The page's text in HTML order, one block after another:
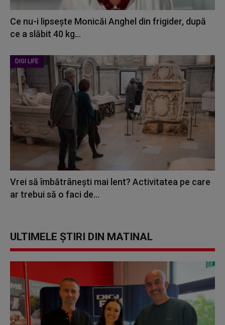
Ce nu-i lipsește Monicăi Anghel din frigider, după
ce a slăbit 40 kg...
DIGI LIFE
Vrei să îmbătrânești mai lent? Activitatea pe care
ar trebui să o faci de...
ULTIMELE ȘTIRI DIN MATINAL